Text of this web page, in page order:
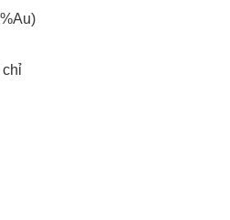
chỉ